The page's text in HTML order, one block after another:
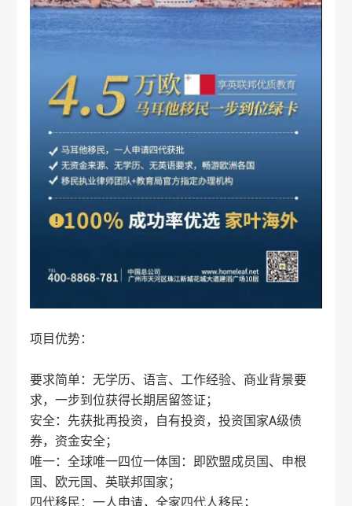
项目优势：
要求简单：无学历、语言、工作经验、商业背景要
求，一步到位获得长期居留签证；
安全：先获批再投资，自有投资，投资国家A级债
券，资金安全；
唯一：全球唯一四位一体国：即欧盟成员国、申根
国、欧元国、英联邦国家；
四代移民：一人申请，全家四代人移民；